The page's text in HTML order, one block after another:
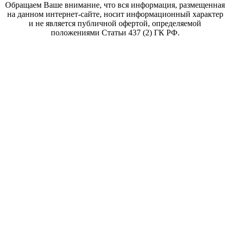
Обращаем Ваше внимание, что вся информация, размещенная
на данном интернет-сайте, носит информационный характер
и не является публичной офертой, определяемой
положениями Статьи 437 (2) ГК РФ.